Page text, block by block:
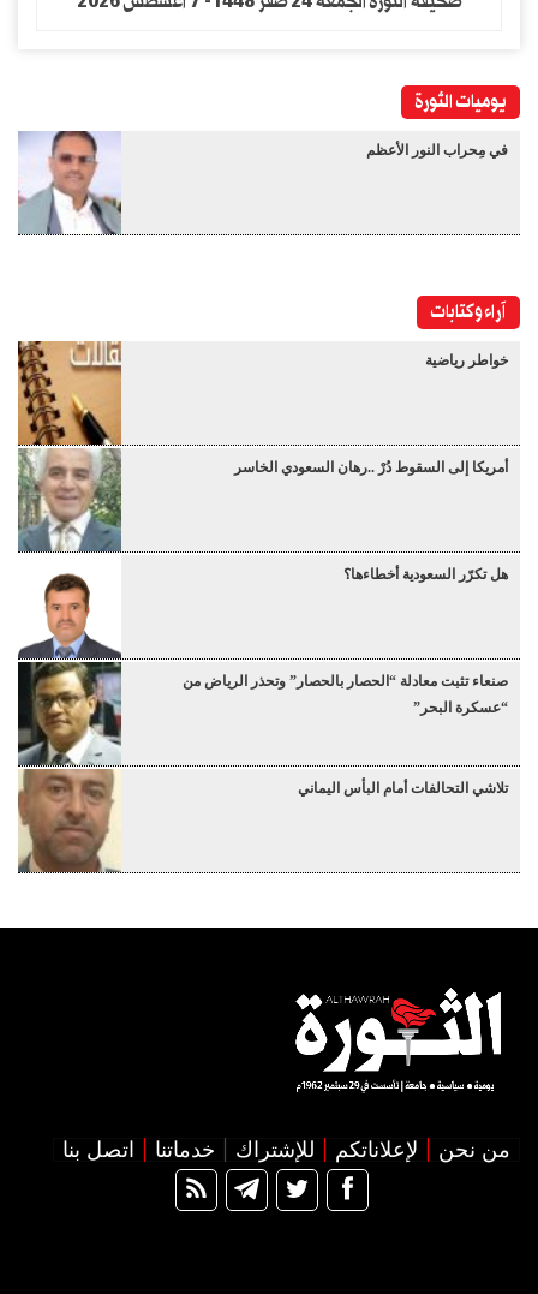
يوميات الثورة
في مِحراب النور الأعظم
آراء وكتابات
خواطر رياضية
أمريكا إلى السقوط دُرْ ..رهان السعودي الخاسر
هل تكرّر السعودية أخطاءها؟
صنعاء تثبت معادلة “الحصار بالحصار” وتحذر الرياض من
“عسكرة البحر”
تلاشي التحالفات أمام البأس اليماني
من نحن لإعلاناتكم للإشتراك خدماتنا اتصل بنا